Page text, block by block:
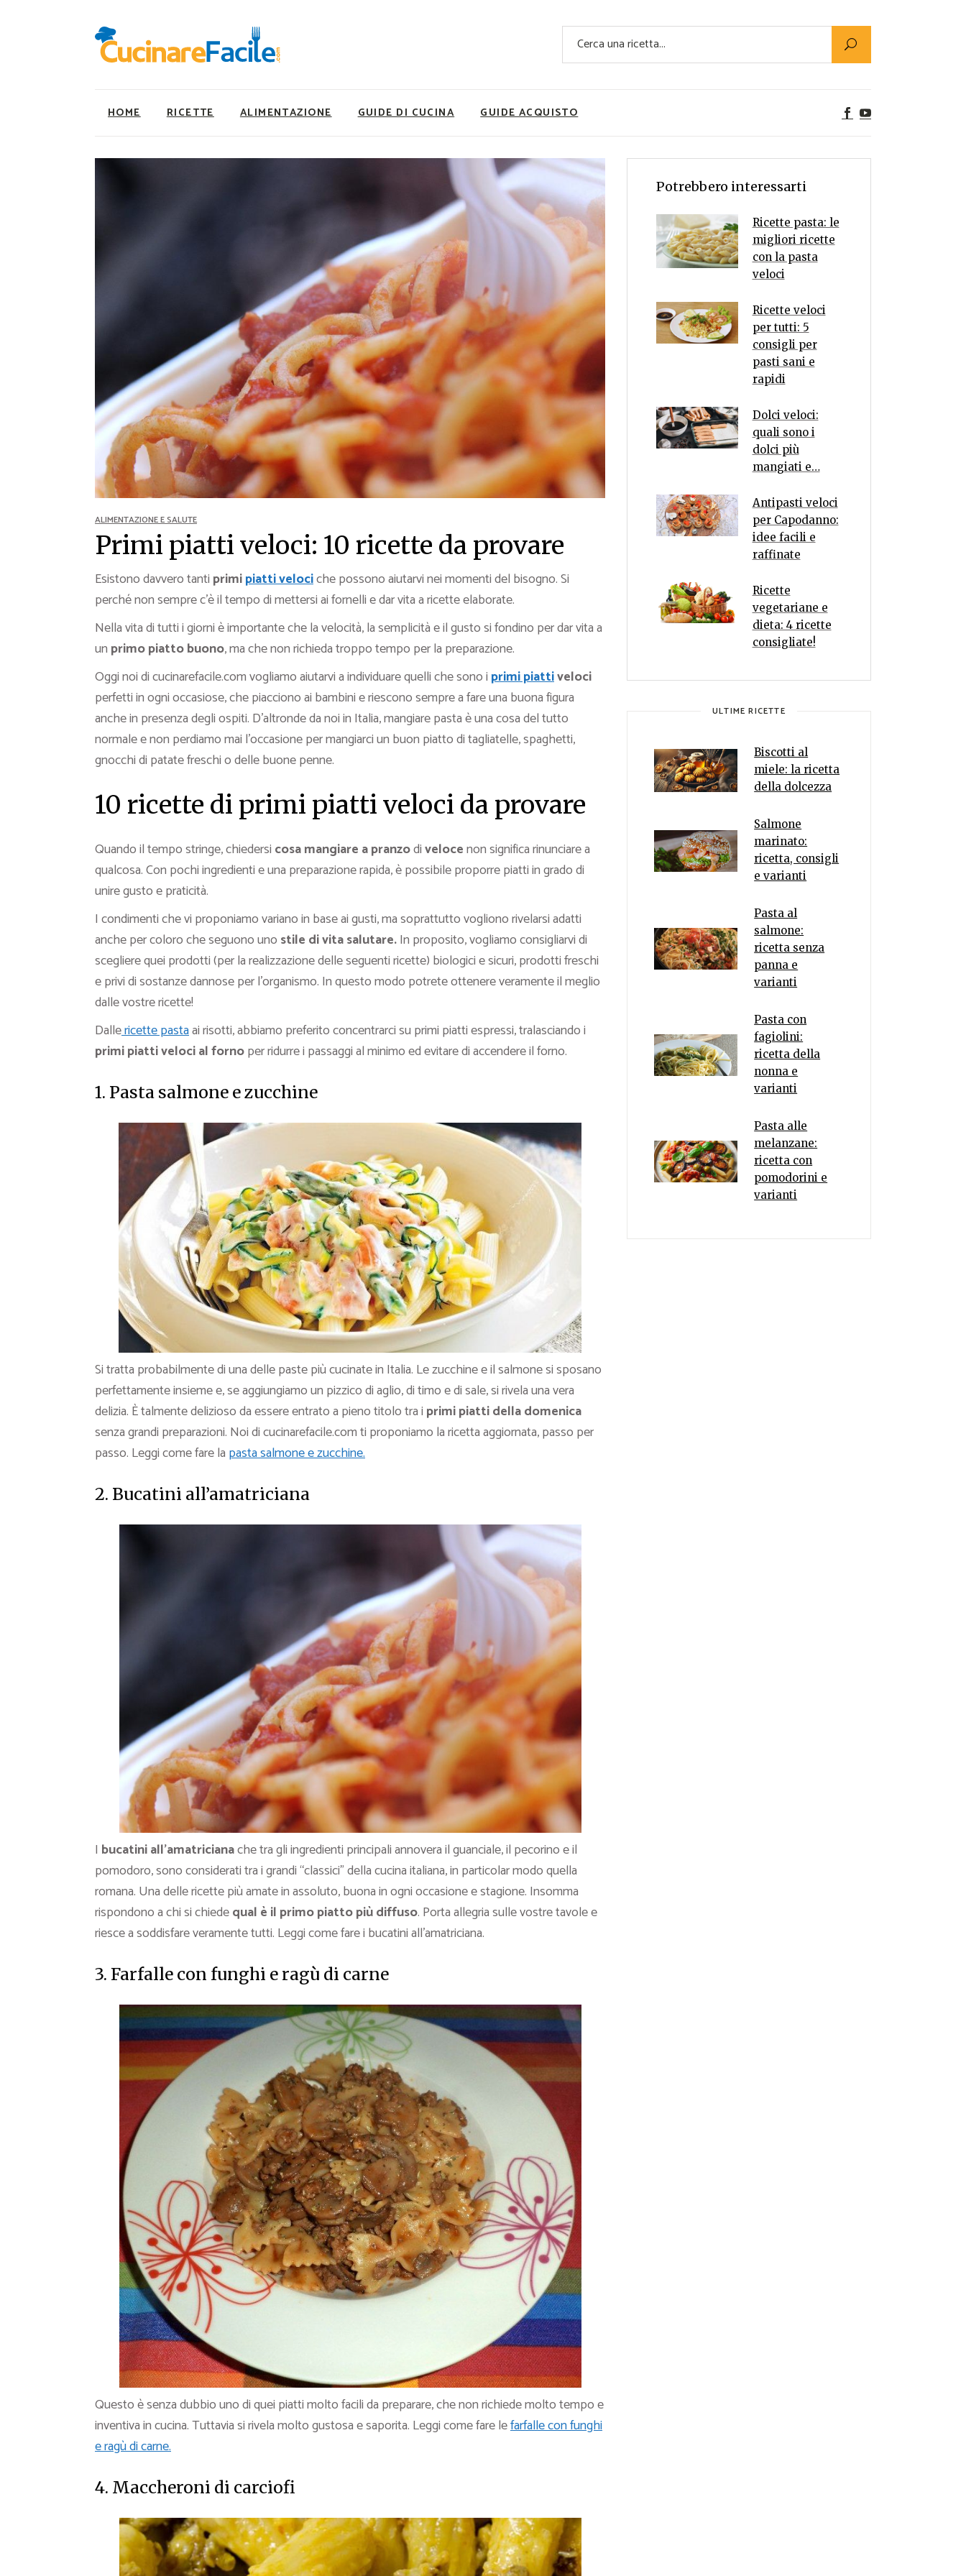
Cerca
HOME RICETTE
Ricette Facili e Veloci
Ricette Pizze e Rustici
Ricette Contorni
Ricette Piatti unici
Ricette Pesce
Video Ricette
Ricette per Ingrediente
ALIMENTAZIONE
Utility
Nutrizionista a tavola
GUIDE DI CUCINA GUIDE ACQUISTO
Ricette Facili e Veloci
Ricette Primi Piatti
Ricette Dolci
Ricette Carne
Ricette Secondi
Ricette Pizze e Rustici
Ricette Contorni
Ricette Piatti unici
Ricette Pesce
Video Ricette
Ricette per Ingrediente
Utility
Super Alimenti
Ricette Vegetariane
Rumors
ALIMENTAZIONE E SALUTE
Primi piatti veloci: 10 ricette da provare
Esistono davvero tanti primipiatti velociche possono aiutarvi nei momenti del bisogno. Si
perché non sempre c’è il tempo di mettersi ai fornelli e dar vita a ricette elaborate.
Nella vita di tutti i giorni è importante che la velocità, la semplicità e il gusto si fondino per dar vita a
un primo piatto buono, ma che non richieda troppo tempo per la preparazione.
Oggi noi di cucinarefacile.com vogliamo aiutarvi a individuare quelli che sono i primi piattiveloci
perfetti in ogni occasiose, che piacciono ai bambini e riescono sempre a fare una buona figura
anche in presenza degli ospiti. D’altronde da noi in Italia, mangiare pasta è una cosa del tutto
normale e non perdiamo mai l’occasione per mangiarci un buon piatto di tagliatelle, spaghetti,
gnocchi di patate freschi o delle buone penne.
10 ricette di primi piatti veloci da provare
Quando il tempo stringe, chiedersi cosa mangiare a pranzodivelocenon significa rinunciare a
qualcosa. Con pochi ingredienti e una preparazione rapida, è possibile proporre piatti in grado di
unire gusto e praticità.
I condimenti che vi proponiamo variano in base ai gusti, ma soprattutto vogliono rivelarsi adatti
anche per coloro che seguono uno stile di vita salutare.In proposito, vogliamo consigliarvi di
scegliere quei prodotti (per la realizzazione delle seguenti ricette) biologici e sicuri, prodotti freschi
e privi di sostanze dannose per l’organismo. In questo modo potrete ottenere veramente il meglio
dalle vostre ricette!
Dallericette pastaai risotti, abbiamo preferito concentrarci su primi piatti espressi, tralasciando i
primi piatti veloci al fornoper ridurre i passaggi al minimo ed evitare di accendere il forno.
1. Pasta salmone e zucchine
Si tratta probabilmente di una delle paste più cucinate in Italia. Le zucchine e il salmone si sposano
perfettamente insieme e, se aggiungiamo un pizzico di aglio, di timo e di sale, si rivela una vera
delizia. È talmente delizioso da essere entrato a pieno titolo tra i primi piatti della domenica
senza grandi preparazioni. Noi di cucinarefacile.com ti proponiamo la ricetta aggiornata, passo per
passo. Leggi come fare la pasta salmone e zucchine.
2. Bucatini all’amatriciana
I bucatini all’amatricianache tra gli ingredienti principali annovera il guanciale, il pecorino e il
pomodoro, sono considerati tra i grandi “classici” della cucina italiana, in particolar modo quella
romana. Una delle ricette più amate in assoluto, buona in ogni occasione e stagione. Insomma
rispondono a chi si chiedequal è il primo piatto più diffuso. Porta allegria sulle vostre tavole e
riesce a soddisfare veramente tutti. Leggi come fare i bucatini all’amatriciana.
3. Farfalle con funghi e ragù di carne
Questo è senza dubbio uno di quei piatti molto facili da preparare, che non richiede molto tempo e
inventiva in cucina. Tuttavia si rivela molto gustosa e saporita. Leggi come fare lefarfalle con funghi
e ragù di carne.
4. Maccheroni di carciofi
Potrebbero interessarti
Ricette pasta: le
migliori ricette
con la pasta
veloci
Ricette veloci
per tutti: 5
consigli per
pasti sani e
rapidi
Dolci veloci:
quali sono i
dolci più
mangiati e…
Antipasti veloci
per Capodanno:
idee facili e
raffinate
Ricette
vegetariane e
dieta: 4 ricette
consigliate!
ULTIME RICETTE
Biscotti al
miele: la ricetta
della dolcezza
Salmone
marinato:
ricetta, consigli
e varianti
Pasta al
salmone:
ricetta senza
panna e
varianti
Pasta con
fagiolini:
ricetta della
nonna e
varianti
Pasta alle
melanzane:
ricetta con
pomodorini e
varianti